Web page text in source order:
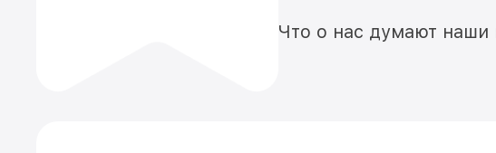
Что о нас думают наши